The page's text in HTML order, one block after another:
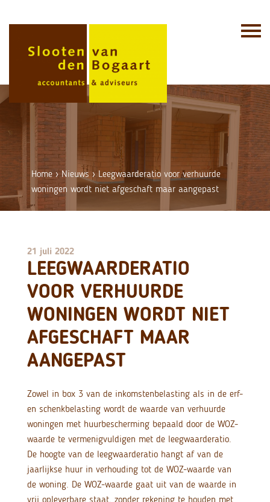
Home›Nieuws›Leegwaarderatio voor verhuurde
woningen wordt niet afgeschaft maar aangepast
21 juli 2022
LEEGWAARDERATIO
VOOR VERHUURDE
WONINGEN WORDT NIET
AFGESCHAFT MAAR
AANGEPAST
Zowel in box 3 van de inkomstenbelasting als in de erf-
en schenkbelasting wordt de waarde van verhuurde
woningen met huurbescherming bepaald door de WOZ-
waarde te vermenigvuldigen met de leegwaarderatio.
De hoogte van de leegwaarderatio hangt af van de
jaarlijkse huur in verhouding tot de WOZ-waarde van
de woning. De WOZ-waarde gaat uit van de waarde in
vrij opleverbare staat, zonder rekening te houden met